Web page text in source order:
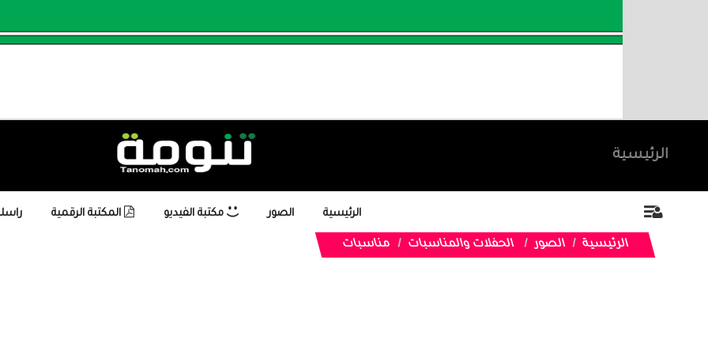
الرئيسية
الرئيسية الصور مكتبة الفيديو المكتبة الرقمية
الرئيسية الصور الحفلات والمناسبات مناسبات